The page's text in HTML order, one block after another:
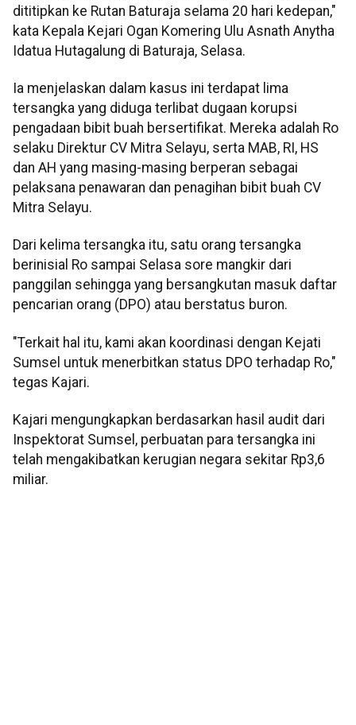
dititipkan ke Rutan Baturaja selama 20 hari kedepan,"
kata Kepala Kejari Ogan Komering Ulu Asnath Anytha
Idatua Hutagalung di Baturaja, Selasa.
Ia menjelaskan dalam kasus ini terdapat lima
tersangka yang diduga terlibat dugaan korupsi
pengadaan bibit buah bersertifikat. Mereka adalah Ro
selaku Direktur CV Mitra Selayu, serta MAB, RI, HS
dan AH yang masing-masing berperan sebagai
pelaksana penawaran dan penagihan bibit buah CV
Mitra Selayu.
Dari kelima tersangka itu, satu orang tersangka
berinisial Ro sampai Selasa sore mangkir dari
panggilan sehingga yang bersangkutan masuk daftar
pencarian orang (DPO) atau berstatus buron.
"Terkait hal itu, kami akan koordinasi dengan Kejati
Sumsel untuk menerbitkan status DPO terhadap Ro,"
tegas Kajari.
Kajari mengungkapkan berdasarkan hasil audit dari
Inspektorat Sumsel, perbuatan para tersangka ini
telah mengakibatkan kerugian negara sekitar Rp3,6
miliar.